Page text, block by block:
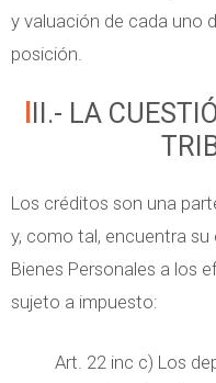
y valuación de cada uno
posición.
Los créditos son una
y, como tal, encuentra su
Bienes Personales a los
sujeto a impuesto:
Art. 22 inc c) Los